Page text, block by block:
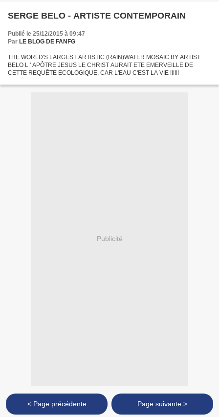
SERGE BELO - ARTISTE CONTEMPORAIN
Publié le 25/12/2015 à 09:47
Par LE BLOG DE FANFG
THE WORLD'S LARGEST ARTISTIC (RAIN)WATER MOSAIC BY ARTIST
BELO L ' APÔTRE JESUS LE CHRIST AURAIT ETE EMERVEILLE DE
CETTE REQUÊTE ECOLOGIQUE, CAR L'EAU C'EST LA VIE !!!!!!
Publicité
< Page précédente Page suivante >